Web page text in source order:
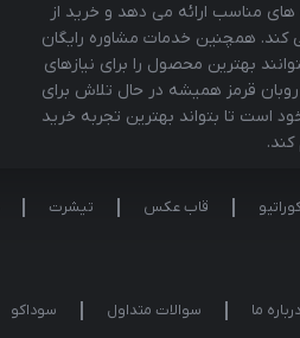
مناسب ارائه می دهد و خرید از
کند. همچنین خدمات مشاوره رایگان
بهترین محصول را برای نیازهای
قرمز همیشه در حال تلاش برای
است تا بتواند بهترین تجربه خرید
کند.
قاب عکس تیشرت
درباره ما سوالات متداول سوداکو